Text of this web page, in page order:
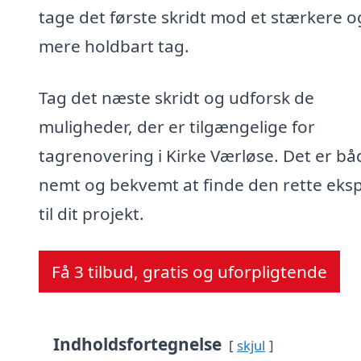
tage det første skridt mod et stærkere
mere holdbart tag.
Tag det næste skridt og udforsk de
muligheder, der er tilgængelige for
tagrenovering i Kirke Værløse. Det er
nemt og bekvemt at finde den rette
til dit projekt.
Få 3 tilbud, gratis og uforpligtende
Indholdsfortegnelse skjul